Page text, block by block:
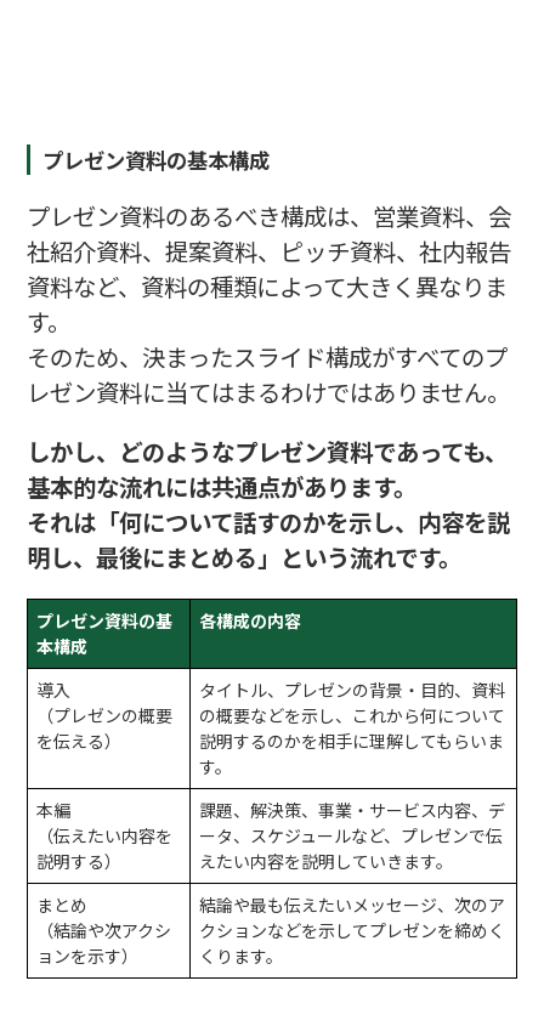
プレゼン資料の基本構成
プレゼン資料のあるべき構成は、営業資料、会
社紹介資料、提案資料、ピッチ資料、社内報告
資料など、資料の種類によって大きく異なりま
す。
そのため、決まったスライド構成がすべてのプ
レゼン資料に当てはまるわけではありません。
しかし、どのようなプレゼン資料であっても、
基本的な流れには共通点があります。
それは「何について話すのかを示し、内容を説
明し、最後にまとめる」という流れです。
プレゼン資料の基
本構成
各構成の内容
導入
（プレゼンの概要
を伝える）
タイトル、プレゼンの背景・目的、資料
の概要などを示し、これから何について
説明するのかを相手に理解してもらいま
す。
本編
（伝えたい内容を
説明する）
課題、解決策、事業・サービス内容、デ
ータ、スケジュールなど、プレゼンで伝
えたい内容を説明していきます。
まとめ
（結論や次アクシ
ョンを示す）
結論や最も伝えたいメッセージ、次のア
クションなどを示してプレゼンを締めく
くります。